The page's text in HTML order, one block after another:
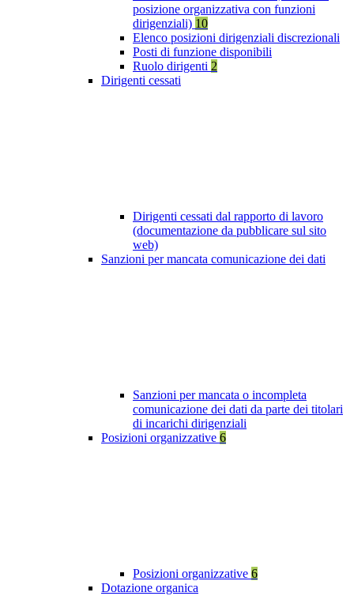
posizione organizzativa con funzioni
dirigenziali) 10
Elenco posizioni dirigenziali discrezionali
Posti di funzione disponibili
Ruolo dirigenti 2
Dirigenti cessati
Dirigenti cessati dal rapporto di lavoro
(documentazione da pubblicare sul sito
web)
Sanzioni per mancata comunicazione dei dati
Sanzioni per mancata o incompleta
comunicazione dei dati da parte dei titolari
di incarichi dirigenziali
Posizioni organizzative 6
Posizioni organizzative 6
Dotazione organica